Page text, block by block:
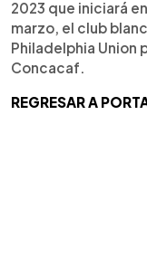
2023 que iniciará
marzo, el club
Philadelphia Union
Concacaf.
REGRESAR A